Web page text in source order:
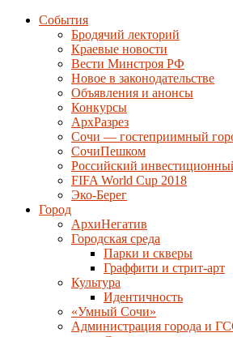
События
Бродячий лекторий
Краевые новости
Вести Минстроя РФ
Новое в законодательстве
Объявления и анонсы
Конкурсы
АрхРазрез
Сочи — гостеприимный
СочиПешком
Российский
FIFA World Cup 2018
Эко-Берег
Город
АрхиНегатив
Городская среда
Парки и скверы
Граффити и стрит-арт
Культура
Идентичность
«Умный Сочи»
Администрация города и